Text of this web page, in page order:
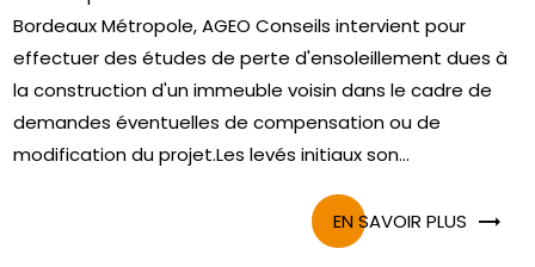
Bordeaux Métropole, AGEO Conseils intervient pour
effectuer des études de perte d'ensoleillement dues à
la construction d'un immeuble voisin dans le cadre de
demandes éventuelles de compensation ou de
modification du projet.Les levés initiaux son...
EN SAVOIR PLUS